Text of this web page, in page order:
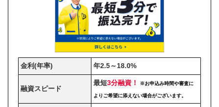
金利(年率) 年2.5～18.0%
融資スピード
最短3分融資！ ※お申込み時間や審査に
よりご希望に添えない場合がございます。